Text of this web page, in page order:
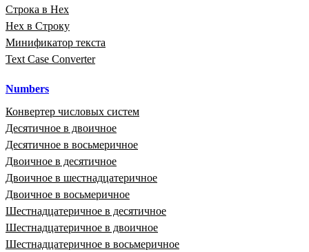
Строка в Hex
Hex в Строку
Минификатор текста
Text Case Converter
Numbers
Конвертер числовых систем
Десятичное в двоичное
Десятичное в восьмеричное
Двоичное в десятичное
Двоичное в шестнадцатеричное
Двоичное в восьмеричное
Шестнадцатеричное в десятичное
Шестнадцатеричное в двоичное
Шестнадцатеричное в восьмеричное